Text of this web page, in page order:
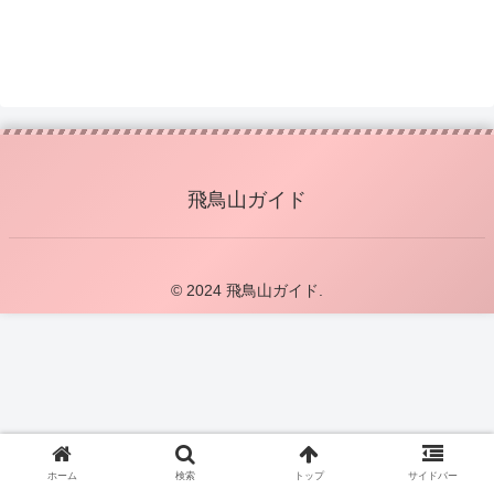
飛鳥山ガイド
© 2024 飛鳥山ガイド.
ホーム 検索 トップ サイドバー